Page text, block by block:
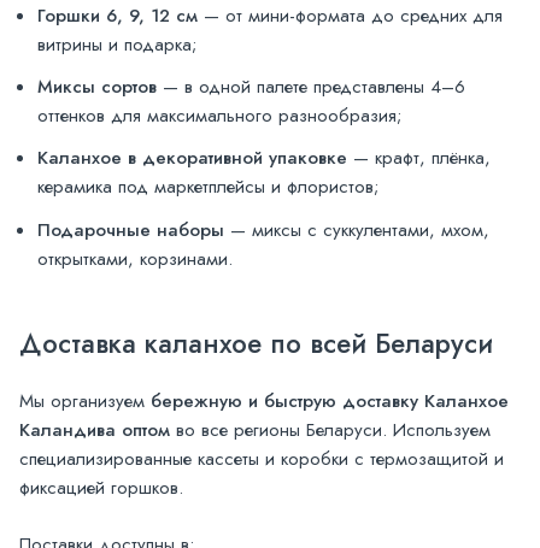
Горшки 6, 9, 12 см — от мини-формата до средних для
витрины и подарка;
Миксы сортов — в одной палете представлены 4–6
оттенков для максимального разнообразия;
Каланхое в декоративной упаковке — крафт, плёнка,
керамика под маркетплейсы и флористов;
Подарочные наборы — миксы с суккулентами, мхом,
открытками, корзинами.
Доставка каланхое по всей Беларуси
Мы организуем бережную и быструю доставку Каланхое
Каландива оптом во все регионы Беларуси. Используем
специализированные кассеты и коробки с термозащитой и
фиксацией горшков.